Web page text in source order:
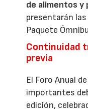
de alimentos y
presentarán
Paquete
Continuidad
previa
El Foro Anual
importantes
edición,